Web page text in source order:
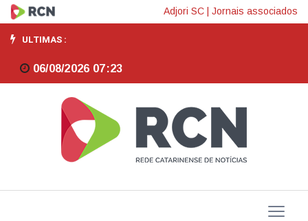
Obras
do
teleférico
devem
Adjori SC Jornais associados
ULTIMAS :
06/08/2026 07:23